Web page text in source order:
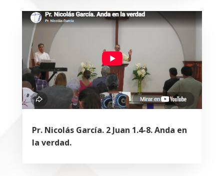
Pr. Nicolás García. 2 Juan 1.4-8. Anda en
la verdad.